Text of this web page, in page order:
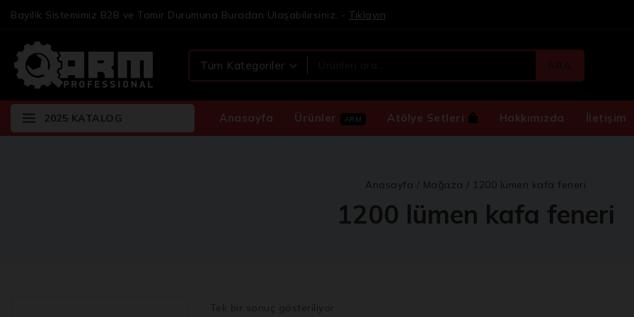
Bayilik Sistemimiz B2B ve Tamir Durumuna Buradan Ulaşabilirsiniz. - Tıklayın
ARA
2025 KATALOG Anasayfa Ürünler ARM Atölye Setleri Hakkımızda İletişim
Anasayfa / Mağaza / 1200 lümen kafa feneri
1200 lümen kafa feneri